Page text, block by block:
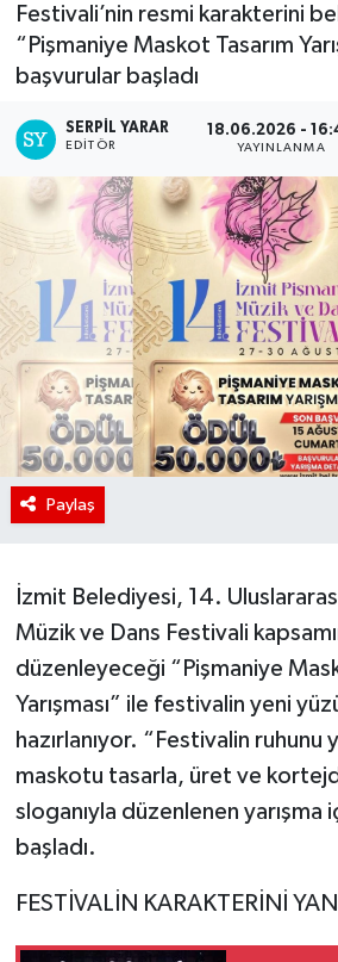
Festivali’nin resmi karakterini
“Pişmaniye Maskot Tasarım
başvurular başladı
SERPİL YARAR
EDITÖR
18.06.2026 -
YAYINLANMA
Paylaş
İzmit Belediyesi, 14.
Müzik ve Dans Festivali
düzenleyeceği “Pişmaniye
Yarışması” ile festivalin yeni
hazırlanıyor. “Festivalin ruhunu
maskotu tasarla, üret ve
sloganıyla düzenlenen yarışma
başladı.
FESTİVALİN KARAKTERİNİ